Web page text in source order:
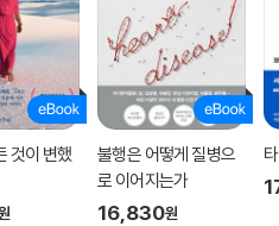
것이 변했
불행은 어떻게 질병으
로 이어지는가
16,830원